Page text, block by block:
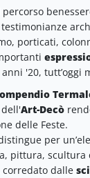
porticati,
'20, tutt’oggi
Art-Decò
delle Feste.
per
pittura,
dalle